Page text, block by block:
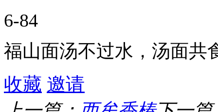
6-84
福山面汤不过水，汤面共
收藏 邀请